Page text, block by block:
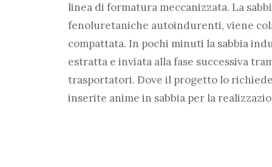
linea di formatura meccanizzata. La
fenoluretaniche autoindurenti, viene
compattata. In pochi minuti la sabbia
estratta e inviata alla fase successiva
trasportatori. Dove il progetto lo
inserite anime in sabbia per la